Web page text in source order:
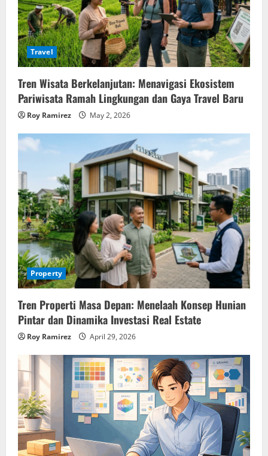
Travel
Tren Wisata Berkelanjutan: Menavigasi Ekosistem
Pariwisata Ramah Lingkungan dan Gaya Travel Baru
Roy Ramirez May 2, 2026
Property
Tren Properti Masa Depan: Menelaah Konsep Hunian
Pintar dan Dinamika Investasi Real Estate
Roy Ramirez April 29, 2026